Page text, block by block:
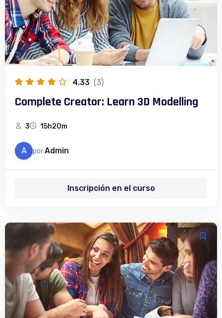
4.33 (3)
Complete Creator: Learn 3D Modelling
3 15h20m
A porAdmin
Inscripción en el curso